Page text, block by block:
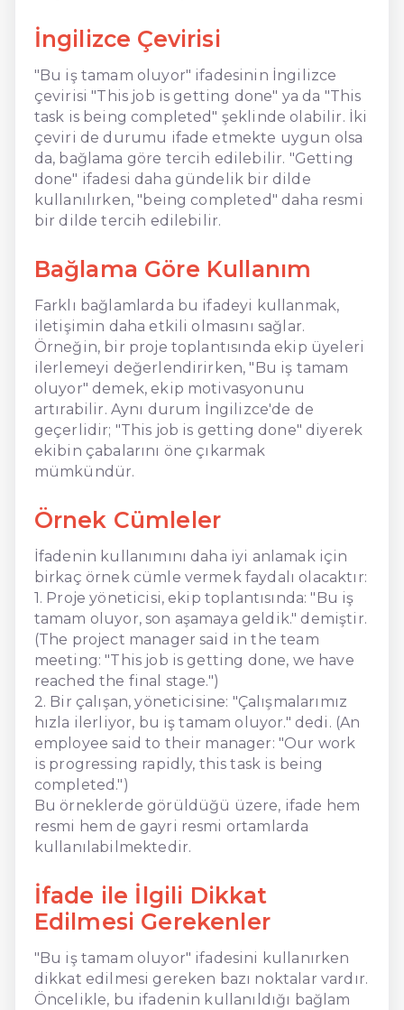
İngilizce Çevirisi
"Bu iş tamam oluyor" ifadesinin İngilizce
çevirisi "This job is getting done" ya da "This
task is being completed" şeklinde olabilir. İki
çeviri de durumu ifade etmekte uygun olsa
da, bağlama göre tercih edilebilir. "Getting
done" ifadesi daha gündelik bir dilde
kullanılırken, "being completed" daha resmi
bir dilde tercih edilebilir.
Bağlama Göre Kullanım
Farklı bağlamlarda bu ifadeyi kullanmak,
iletişimin daha etkili olmasını sağlar.
Örneğin, bir proje toplantısında ekip üyeleri
ilerlemeyi değerlendirirken, "Bu iş tamam
oluyor" demek, ekip motivasyonunu
artırabilir. Aynı durum İngilizce'de de
geçerlidir; "This job is getting done" diyerek
ekibin çabalarını öne çıkarmak
mümkündür.
Örnek Cümleler
İfadenin kullanımını daha iyi anlamak için
birkaç örnek cümle vermek faydalı olacaktır:
1. Proje yöneticisi, ekip toplantısında: "Bu iş
tamam oluyor, son aşamaya geldik." demiştir.
(The project manager said in the team
meeting: "This job is getting done, we have
reached the final stage.")
2. Bir çalışan, yöneticisine: "Çalışmalarımız
hızla ilerliyor, bu iş tamam oluyor." dedi. (An
employee said to their manager: "Our work
is progressing rapidly, this task is being
completed.")
Bu örneklerde görüldüğü üzere, ifade hem
resmi hem de gayri resmi ortamlarda
kullanılabilmektedir.
İfade ile İlgili Dikkat
Edilmesi Gerekenler
"Bu iş tamam oluyor" ifadesini kullanırken
dikkat edilmesi gereken bazı noktalar vardır.
Öncelikle, bu ifadenin kullanıldığı bağlam